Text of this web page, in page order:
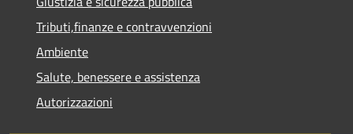
Tributi,finanze e contravvenzioni
Ambiente
Salute, benessere e assistenza
Autorizzazioni